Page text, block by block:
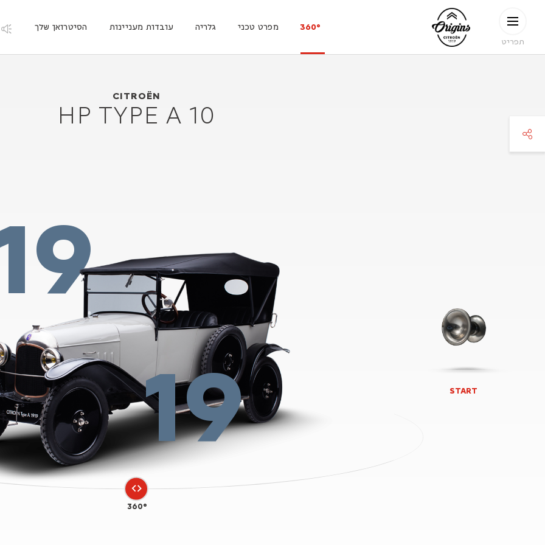
תפריט
CITROËN
ORIGINS
360° מפרט טכני גלריה עובדות מעניינות הסיטרואן שלך
CITROËN
10 HP TYPE A
19
360°
START